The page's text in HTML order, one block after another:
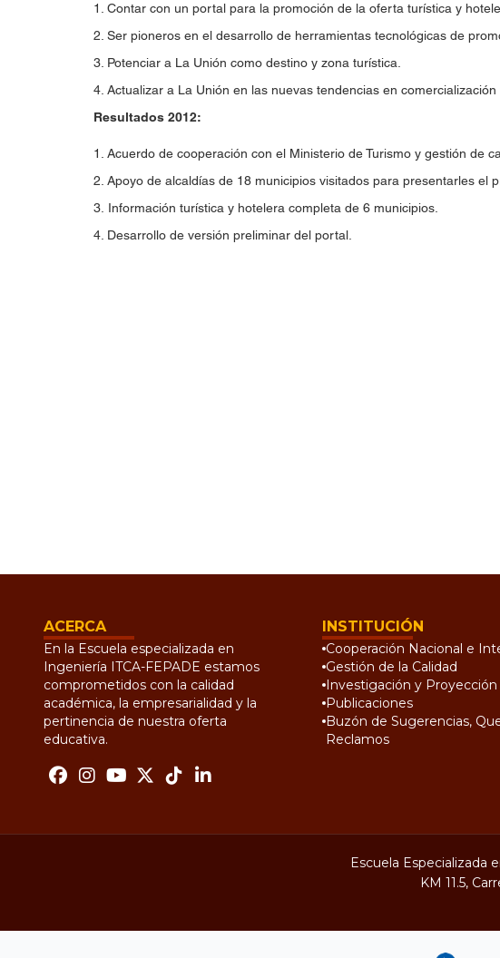
1. Contar con un portal para la promoción de la oferta turística y
2. Ser pioneros en el desarrollo de herramientas tecnológicas de
3. Potenciar a La Unión como destino y zona turística.
4. Actualizar a La Unión en las nuevas tendencias en
Resultados 2012:
1. Acuerdo de cooperación con el Ministerio de Turismo y gestión de
2. Apoyo de alcaldías de 18 municipios visitados para presentarles el
3. Información turística y hotelera completa de 6 municipios.
4. Desarrollo de versión preliminar del portal.
ACERCA
En la Escuela especializada en
Ingeniería ITCA-FEPADE estamos
comprometidos con la calidad
académica, la empresarialidad y la
pertinencia de nuestra oferta
educativa.
INSTITUCIÓN
Cooperación Nacional e
Gestión de la Calidad
Investigación y Proyección
Publicaciones
Buzón de Sugerencias,
Reclamos
Escuela Especializada
KM 11.5,